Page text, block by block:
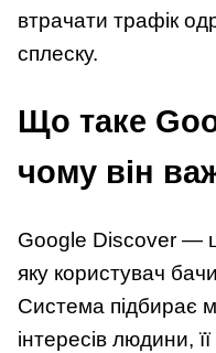
втрачати трафік
сплеску.
Що таке
чому він
Google Discover —
яку користувач
Система підбирає
інтересів людини,